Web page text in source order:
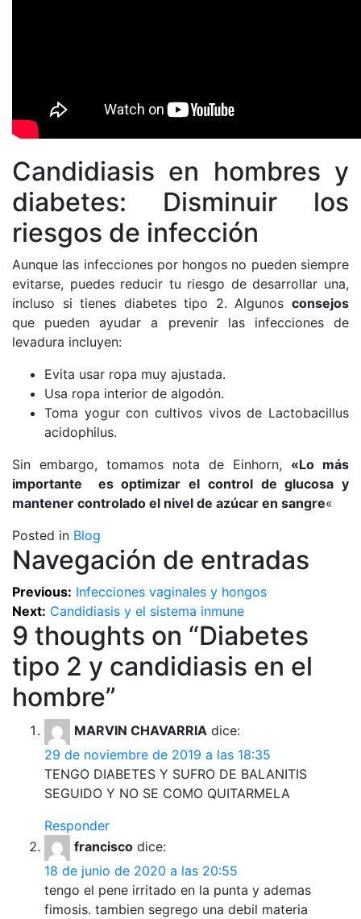
Candidiasis en hombres y
diabetes: Disminuir los
riesgos de infección
Aunque las infecciones por hongos no pueden siempre
evitarse, puedes reducir tu riesgo de desarrollar una,
incluso si tienes diabetes tipo 2. Algunos consejos
que pueden ayudar a prevenir las infecciones de
levadura incluyen:
Evita usar ropa muy ajustada.
Usa ropa interior de algodón.
Toma yogur con cultivos vivos de Lactobacillus
acidophilus.
Sin embargo, tomamos nota de Einhorn, «Lo más
importante es optimizar el control de glucosa y
mantener controlado el nivel de azúcar en sangre«
Posted in Blog
Navegación de entradas
Previous: Infecciones vaginales y hongos
Next: Candidiasis y el sistema inmune
9 thoughts on “Diabetes
tipo 2 y candidiasis en el
hombre”
MARVIN CHAVARRIA dice:
29 de noviembre de 2019 a las 18:35
TENGO DIABETES Y SUFRO DE BALANITIS
SEGUIDO Y NO SE COMO QUITARMELA
Responder
francisco dice:
18 de junio de 2020 a las 20:55
tengo el pene irritado en la punta y ademas
fimosis. tambien segrego una debil materia